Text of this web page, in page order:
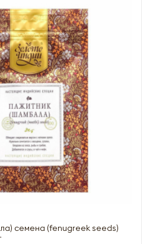
семена (fenugreek seeds)